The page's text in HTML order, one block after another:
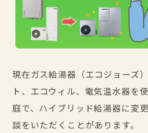
現在ガス給湯器（エコジョーズ
ト、エコウィル、電気温水器を
庭で、ハイブリッド給湯器に変
談をいただくことがあります。